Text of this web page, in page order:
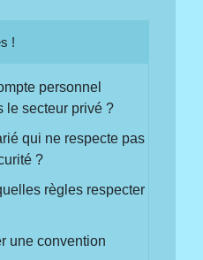
!
personnel
le secteur privé ?
qui ne respecte pas
?
règles respecter
une convention